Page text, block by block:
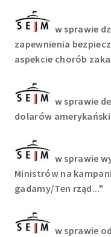
w sprawie
zapewnienia
aspekcie chorób
w sprawie
dolarów
w sprawie
Ministrów na
gadamy/Ten rząd..."
w sprawie